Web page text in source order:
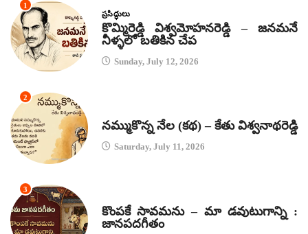
1
ప్రసిద్ధులు
కొమ్మిరెడ్డి విశ్వమోహనరెడ్డి – జనమనే
నీళ్ళలో బతికిన చేప
Sunday, July 12, 2026
2
నమ్ముకొన్న నేల (కథ) – కేతు విశ్వనాథరెడ్డి
Saturday, July 11, 2026
3
కొంపకే సావమను – మా డవుటుగాన్ని :
జానపదగీతం